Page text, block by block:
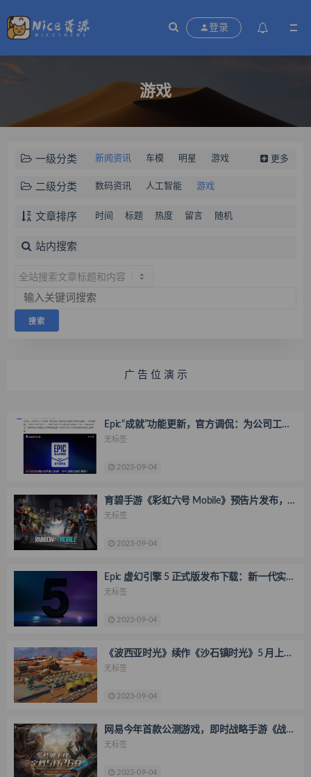
登录
游戏
一级分类 新闻资讯 车模 明星 游戏 更多
二级分类 数码资讯 人工智能 游戏
文章排序 时间 标题 热度 留言 随机
站内搜索
广 告 位 演 示
Epic“成就”功能更新，官方调侃：为公司工作
效率感到“自豪”，耗时仅三年
无标签
2023-09-04
育碧手游《彩虹六号 Mobile》预告片发布，
今年上线 Android 和 iOS 平台
无标签
2023-09-04
Epic 虚幻引擎 5 正式版发布下载：新一代实时
渲染，《古墓丽影 12》《巫师 4》等确认护航
无标签
2023-09-04
《波西亚时光》续作《沙石镇时光》5 月上线
Steam / Epic，售价 78 元
无标签
2023-09-04
网易今年首款公测游戏，即时战略手游《战争
怒吼》5 月 26 日上线
无标签
2023-09-04